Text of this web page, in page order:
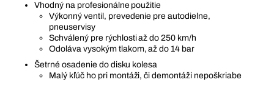
Vhodný na profesionálne použitie
Výkonný ventil, prevedenie pre autodielne,
pneuservisy
Schválený pre rýchlosti až do 250 km/h
Odoláva vysokým tlakom, až do 14 bar
Šetrné osadenie do disku kolesa
Malý kľúč ho pri montáži, či demontáži nepoškriabe